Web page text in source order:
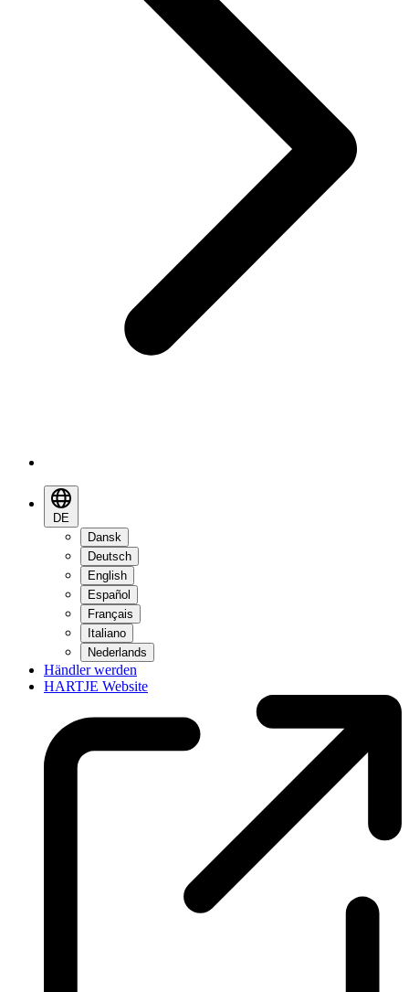
DE
Dansk
Deutsch
English
Español
Français
Italiano
Nederlands
Händler werden
HARTJE Website